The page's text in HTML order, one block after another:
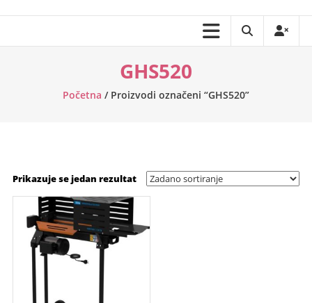
GHS520
Početna / Proizvodi označeni “GHS520”
Prikazuje se jedan rezultat